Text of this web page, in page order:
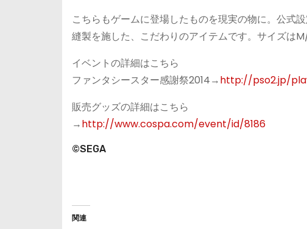
こちらもゲームに登場したものを現実の物に。公式
縫製を施した、こだわりのアイテムです。サイズは
イベントの詳細はこちら
ファンタシースター感謝祭2014→http://pso2.jp/
販売グッズの詳細はこちら
→http://www.cospa.com/event/id/8186
©SEGA
関連